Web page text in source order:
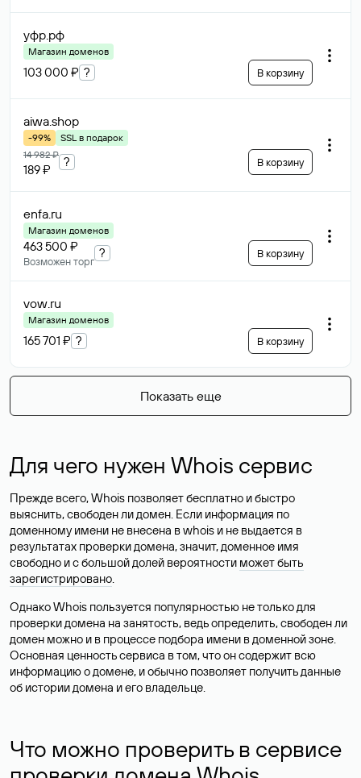
уфр.рф
Магазин доменов
103 000 ₽ ? В корзину
aiwa.shop
-99%
SSL в подарок
14 982 ₽
189 ₽
? В корзину
enfa.ru
Магазин доменов
463 500 ₽
Возможен торг
? В корзину
vow.ru
Магазин доменов
165 701 ₽ ? В корзину
Показать еще
Для чего нужен Whois сервис
Прежде всего, Whois позволяет бесплатно и быстро
выяснить, свободен ли домен. Если информация по
доменному имени не внесена в whois и не выдается в
результатах проверки домена, значит, доменное имя
свободно и с большой долей вероятности может быть
зарегистрировано.
Однако Whois пользуется популярностью не только для
проверки домена на занятость, ведь определить, свободен ли
домен можно и в процессе подбора имени в доменной зоне.
Основная ценность сервиса в том, что он содержит всю
информацию о домене, и обычно позволяет получить данные
об истории домена и его владельце.
Что можно проверить в сервисе